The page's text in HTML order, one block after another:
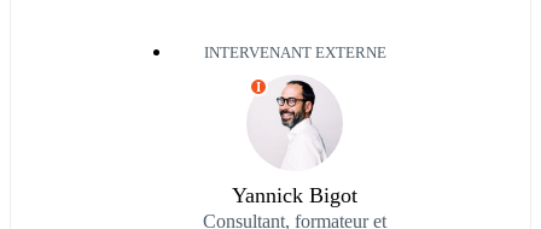
INTERVENANT EXTERNE
I
Yannick Bigot
Consultant, formateur et